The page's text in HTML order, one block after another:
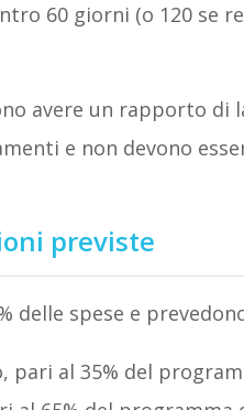
60 giorni (o 120 se
avere un rapporto di
e non devono
previste
delle spese e
al 35% del